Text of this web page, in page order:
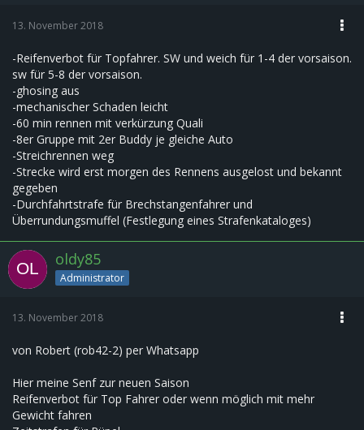
13. November 2018
-Reifenverbot für Topfahrer. SW und weich für 1-4 der vorsaison.
sw für 5-8 der vorsaison.
-ghosing aus
-mechanischer Schaden leicht
-60 min rennen mit verkürzung Quali
-8er Gruppe mit 2er Buddy je gleiche Auto
-Streichrennen weg
-Strecke wird erst morgen des Rennens ausgelost und bekannt
gegeben
-Durchfahrtstrafe für Brechstangenfahrer und
Überrundungsmuffel (Festlegung eines Strafenkataloges)
oldy85
Administrator
13. November 2018
von Robert (rob42-2) per Whatsapp
Hier meine Senf zur neuen Saison
Reifenverbot für Top Fahrer oder wenn möglich mit mehr
Gewicht fahren